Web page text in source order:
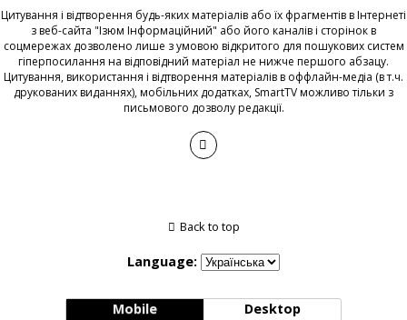
Цитування і відтворення будь-яких матеріалів або їх фрагментів в Інтернеті
з веб-сайта "Ізюм Інформаційний" або його каналів і сторінок в
соцмережах дозволено лише з умовою відкритого для пошукових систем
гіперпосилання на відповідний матеріал не нижче першого абзацу.
Цитування, використання і відтворення матеріалів в оффлайн-медіа (в т.ч.
друкованих виданнях), мобільних додатках, SmartTV можливо тільки з
письмового дозволу редакції.
Back to top
Language:
Mobile Desktop